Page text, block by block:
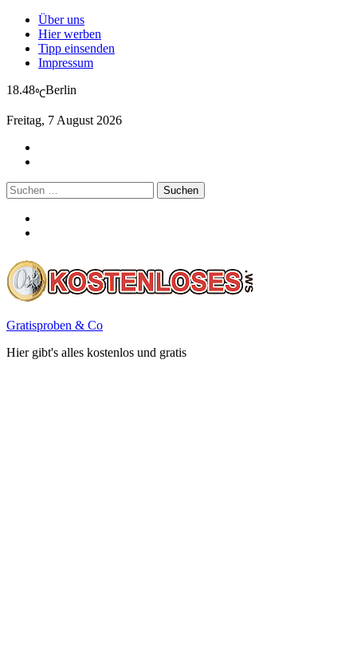
Über uns
Hier werben
Tipp einsenden
Impressum
18.48℃Berlin
Freitag, 7 August 2026
Suchen
nach:
Gratisproben & Co
Hier gibt's alles kostenlos und gratis